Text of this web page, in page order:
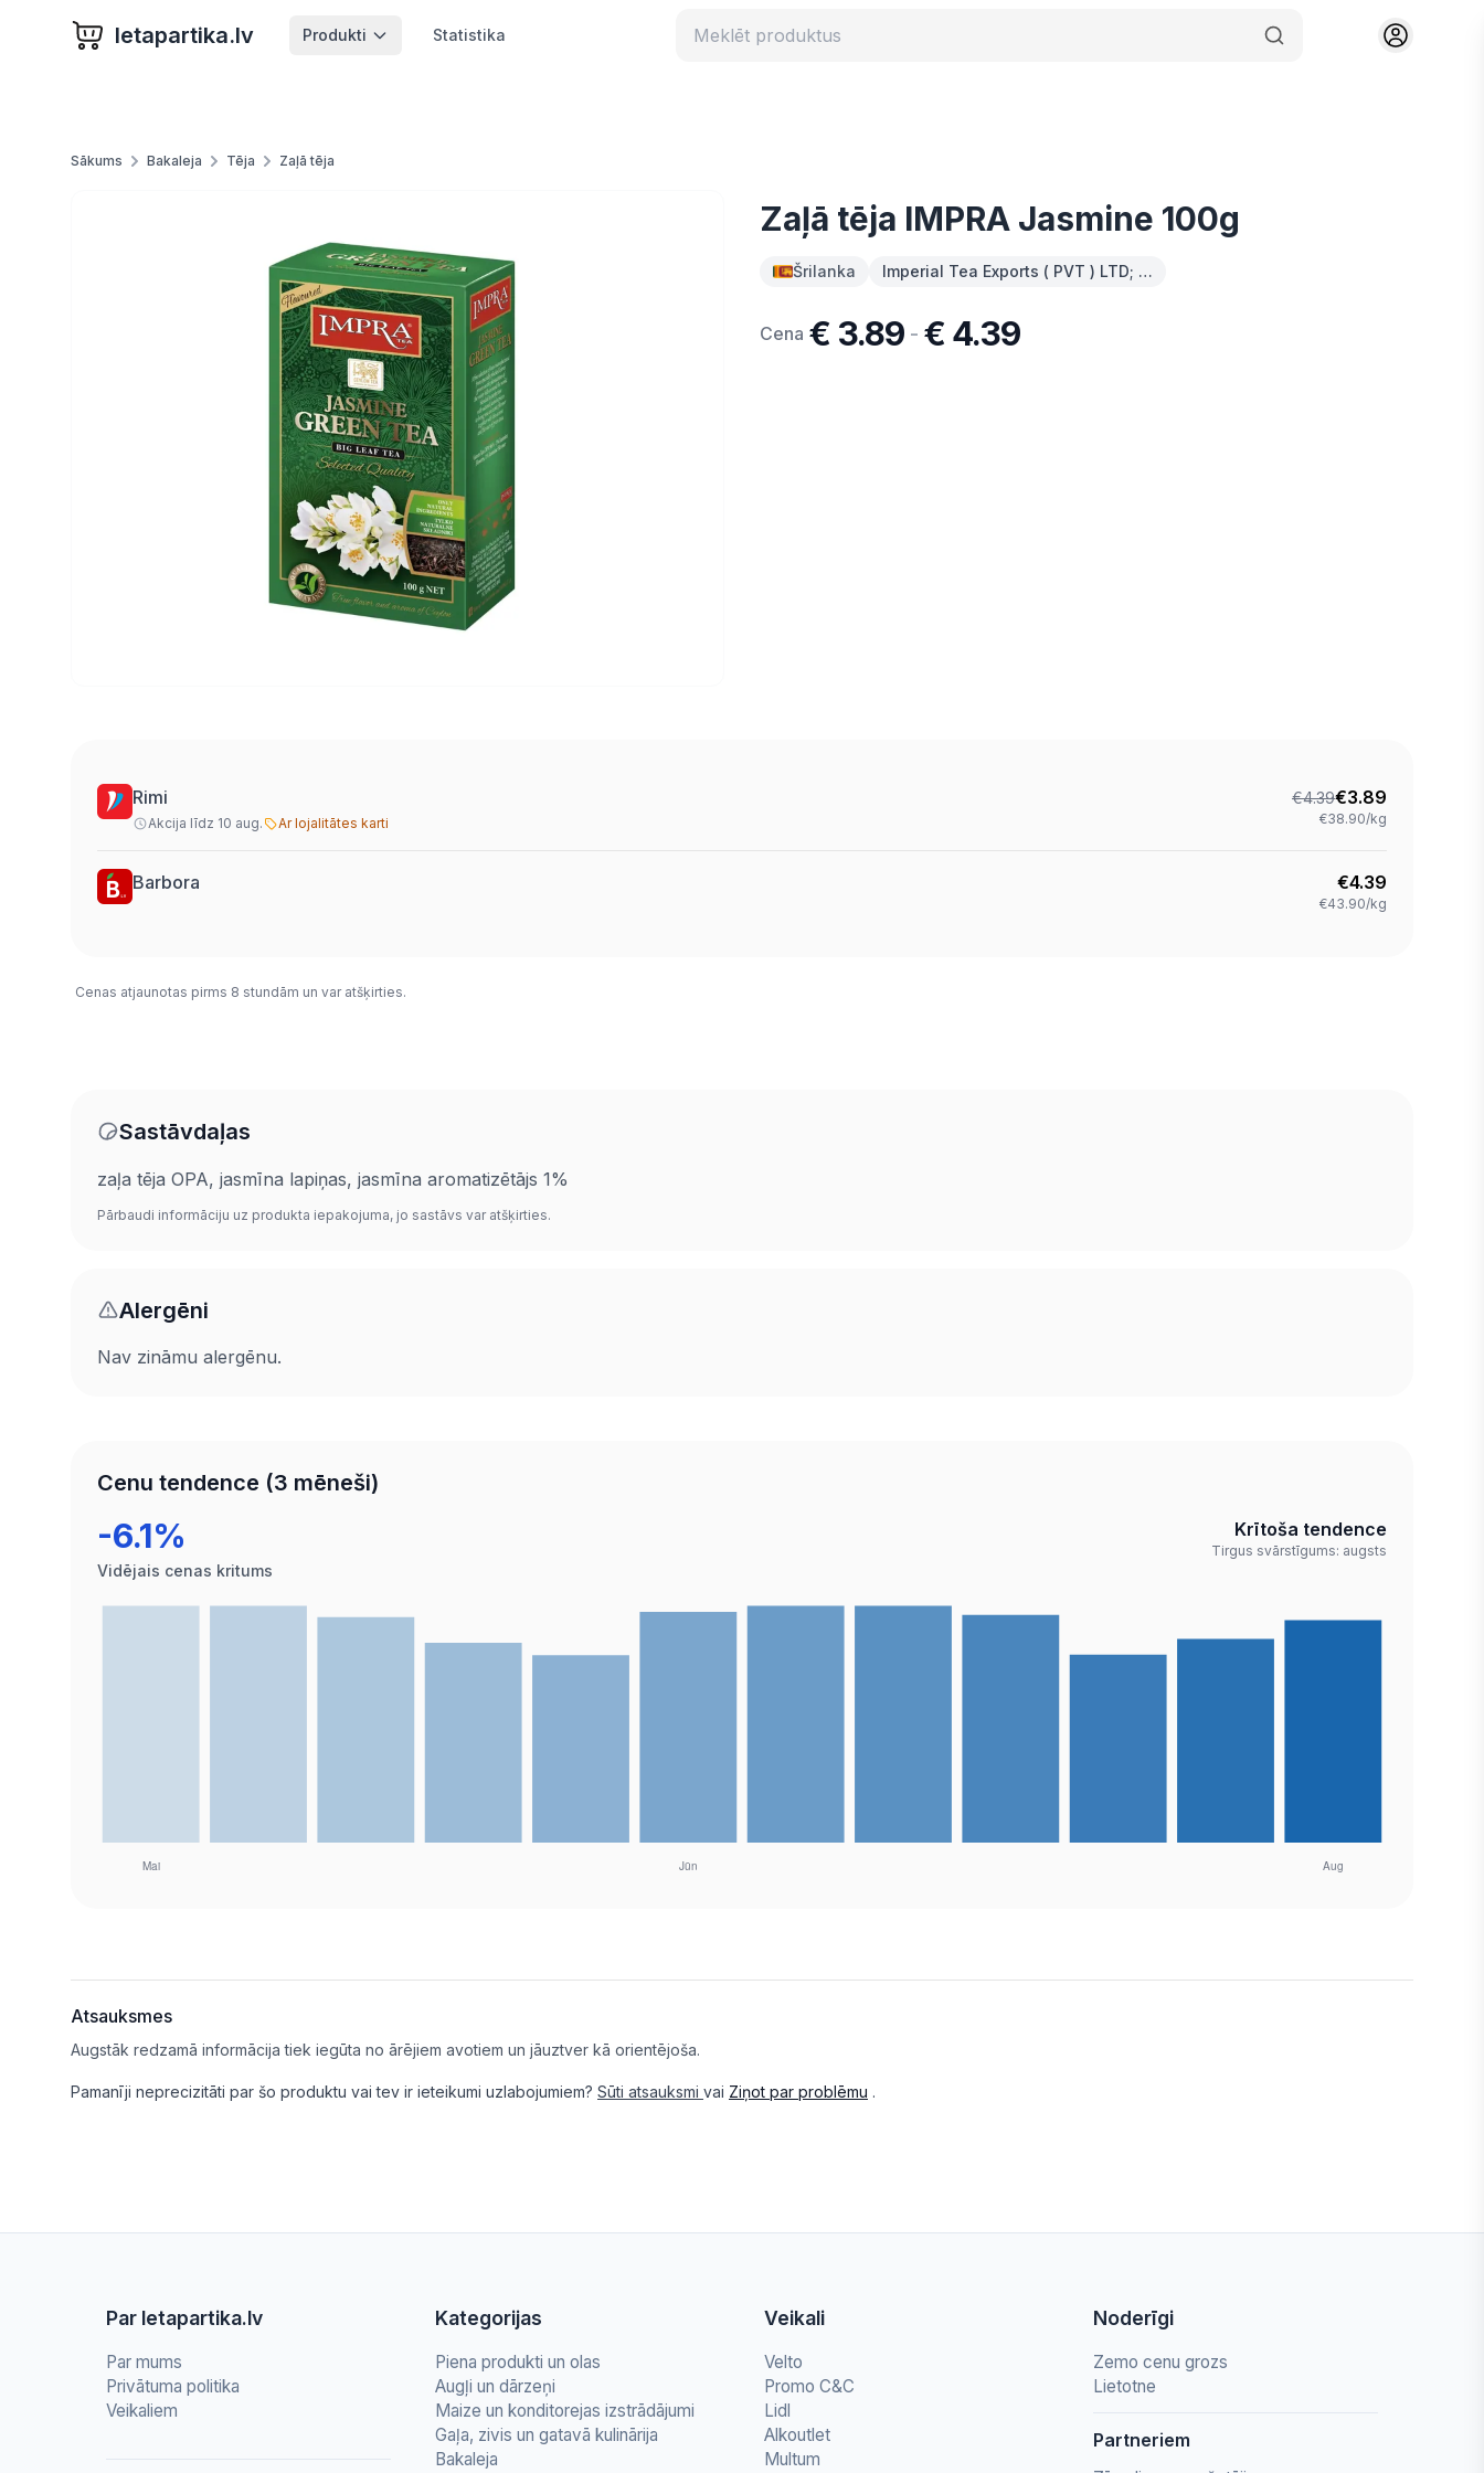
letapartika.lv Produkti Statistika
Sākums Bakaleja Tēja Zaļā tēja
Zaļā tēja IMPRA Jasmine 100g
Šrilanka Imperial Tea Exports ( PVT ) LTD; …
Cena € 3.89 - € 4.39
Rimi
Akcija līdz 10 aug. Ar lojalitātes karti
€4.39€3.89
€38.90/kg
Barbora €4.39
€43.90/kg
Cenas atjaunotas pirms 8 stundām un var atšķirties.
Sastāvdaļas
zaļa tēja OPA, jasmīna lapiņas, jasmīna aromatizētājs 1%
Pārbaudi informāciju uz produkta iepakojuma, jo sastāvs var atšķirties.
Alergēni
Nav zināmu alergēnu.
Cenu tendence (3 mēneši)
-6.1%
Vidējais cenas kritums
Krītoša tendence
Tirgus svārstīgums: augsts
Atsauksmes
Augstāk redzamā informācija tiek iegūta no ārējiem avotiem un jāuztver kā orientējoša.
Pamanīji neprecizitāti par šo produktu vai tev ir ieteikumi uzlabojumiem? Sūti atsauksmi vai Ziņot par problēmu .
Par letapartika.lv
Par mums
Privātuma politika
Veikaliem
Kategorijas
Piena produkti un olas
Augļi un dārzeņi
Maize un konditorejas izstrādājumi
Gaļa, zivis un gatavā kulinārija
Bakaleja
Veikali
Velto
Promo C&C
Lidl
Alkoutlet
Multum
Noderīgi
Zemo cenu grozs
Lietotne
Partneriem